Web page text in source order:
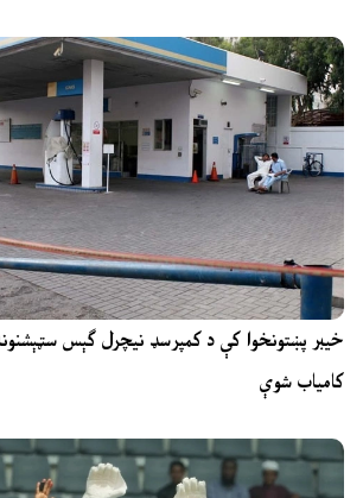
خیبر پښتونخوا کې د کمپرسډ نیچرل ګېس
کامیاب شوې